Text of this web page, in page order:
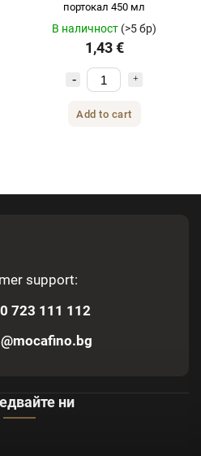
портокал 450 мл
В наличност (>5 бр)
1,43 €
Add to cart
support:
723 111 112
ни